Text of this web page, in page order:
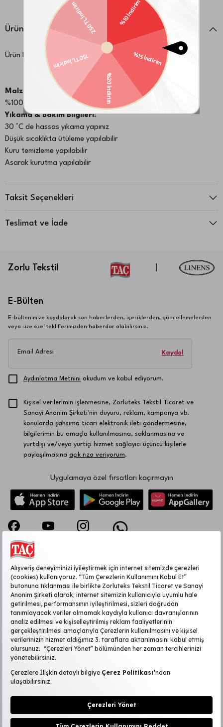
Ürün Detayları
Ürün Kodu: 1000025510
Malzeme:
%100 Poliester
Yıkama & Bakım Bilgileri:
30 °C de hassas yıkama yapınız
Düşük sıcaklıkta ütüleme yapılabilir
Kuru temizleme yapılabilir
Asarak kurutma yapılabilir
Taksit Seçenekleri
Teslimat ve İade
Zorlu Tekstil
E-Bülten
E-bültenimize kaydolarak son haberlerden, içeriklerden, güncellemelerden
veya size özel tekliflerimizden haberdar olabilirsiniz.
Email Adresi Kaydol
Aydınlatma Metnini okudum ve kabul ediyorum.
Kişisel verilerimin işlenmesine, Zorluteks Tekstil Ticaret ve
Sanayi Anonim Şirketi'nin duyuru, reklam, kampanya vb.
konularda şahsıma ticari elektronik ileti göndermesine,
bilgilerimin bu amaçla kullanılmasına, saklanmasına ve
yurtdışı ve/veya yurtiçi hizmet sağlayıcı üçüncü kişilerle
paylaşılmasına açık rıza veriyorum.
Uygulamaya özel fırsatları kaçırmayın
KURUMSAL
MÜŞTERİ HİZMETLERİ
SİTE HAKKINDA
POPÜLER KATEGORİLER
2026 ©TAÇ
|